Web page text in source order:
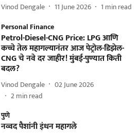
Vinod Dengale 11 June 2026 1 min read
Personal Finance
Petrol-Diesel-CNG Price: LPG आणि
कच्चे तेल महागल्यानंतर आज पेट्रोल-डिझेल-
CNG चे नवे दर जाहीर! मुंबई-पुण्यात किती
बदल?
Vinod Dengale
02 June 2026
2min read
पुणे
नव्वद पैशांनी इंधन महागले